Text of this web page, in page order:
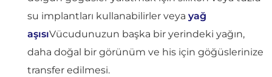
su implantları kullanabilirler veya yağ
aşısıVücudunuzun başka bir yerindeki yağın,
daha doğal bir görünüm ve his için göğüslerinize
transfer edilmesi.